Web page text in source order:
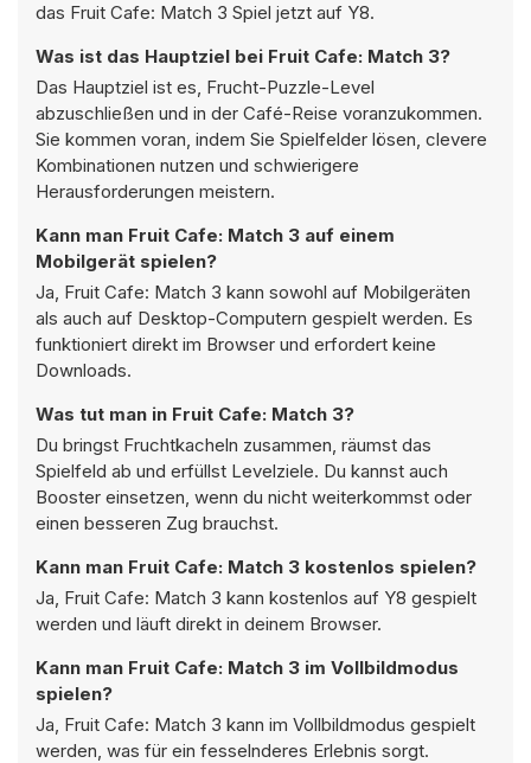
das Fruit Cafe: Match 3 Spiel jetzt auf Y8.
Was ist das Hauptziel bei Fruit Cafe: Match 3?
Das Hauptziel ist es, Frucht-Puzzle-Level
abzuschließen und in der Café-Reise voranzukommen.
Sie kommen voran, indem Sie Spielfelder lösen, clevere
Kombinationen nutzen und schwierigere
Herausforderungen meistern.
Kann man Fruit Cafe: Match 3 auf einem
Mobilgerät spielen?
Ja, Fruit Cafe: Match 3 kann sowohl auf Mobilgeräten
als auch auf Desktop-Computern gespielt werden. Es
funktioniert direkt im Browser und erfordert keine
Downloads.
Was tut man in Fruit Cafe: Match 3?
Du bringst Fruchtkacheln zusammen, räumst das
Spielfeld ab und erfüllst Levelziele. Du kannst auch
Booster einsetzen, wenn du nicht weiterkommst oder
einen besseren Zug brauchst.
Kann man Fruit Cafe: Match 3 kostenlos spielen?
Ja, Fruit Cafe: Match 3 kann kostenlos auf Y8 gespielt
werden und läuft direkt in deinem Browser.
Kann man Fruit Cafe: Match 3 im Vollbildmodus
spielen?
Ja, Fruit Cafe: Match 3 kann im Vollbildmodus gespielt
werden, was für ein fesselnderes Erlebnis sorgt.